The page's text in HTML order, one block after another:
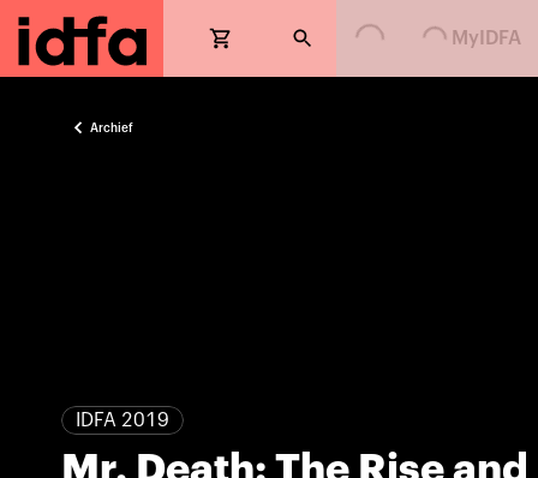
Loading...Loading... MyIDFA
Archief
IDFA 2019
Mr. Death: The Rise and